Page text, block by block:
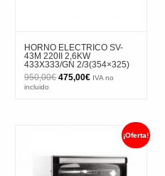
HORNO ELECTRICO SV-
43M 220II 2,6KW
433X333/GN 2/3(354×325)
950,00€ El
precio
475,00€ElIVA no
incluido
¡Oferta!